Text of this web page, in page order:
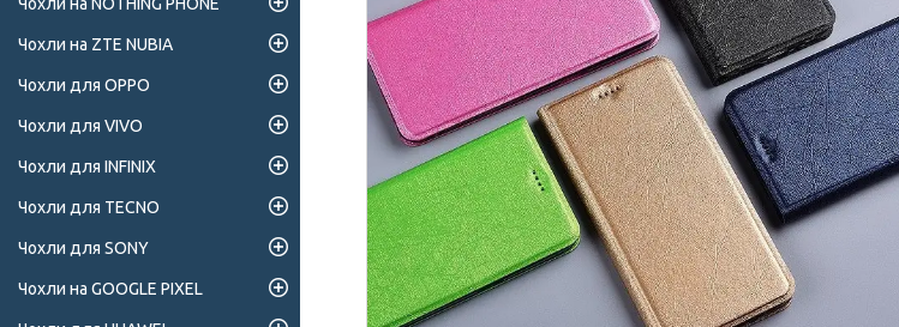
Чохли на ZTE NUBIA
Чохли для OPPO
Чохли для VIVO
Чохли для INFINIX
Чохли для TECNO
Чохли для SONY
Чохли на GOOGLE PIXEL